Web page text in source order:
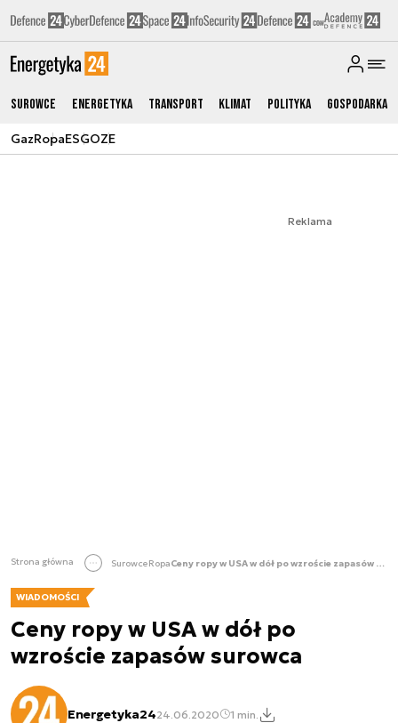
Surowce Energetyka Transport Klimat Polityka Gospodarka
GazRopaESGOZE
Reklama
Strona główna SurowceRopa Ceny ropy w USA w dół po wzroście zapasów surowca
WIADOMOŚCI
Ceny ropy w USA w dół po
wzroście zapasów surowca
Energetyka2424.06.2020 1 min.